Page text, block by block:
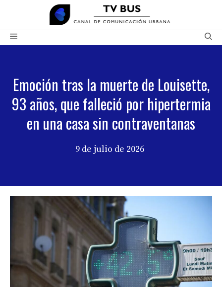
contenido
Menú
Emoción tras la muerte de Louisette,
93 años, que falleció por hipertermia
en una casa sin contraventanas
9 de julio de 2026